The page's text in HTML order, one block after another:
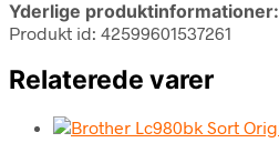
Yderlige produktinformationer:
Produkt id: 42599601537261
Relaterede varer